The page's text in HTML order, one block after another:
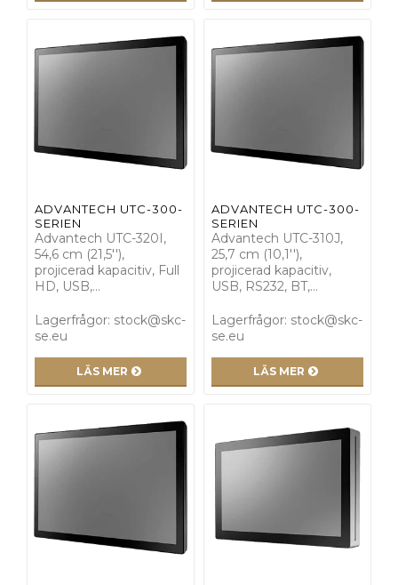
ADVANTECH UTC-300-
SERIEN
Advantech UTC-320I,
54,6 cm (21,5''),
projicerad kapacitiv, Full
HD, USB,…
Lagerfrågor: stock@skc-
se.eu
LÄS MER
ADVANTECH UTC-300-
SERIEN
Advantech UTC-310J,
25,7 cm (10,1''),
projicerad kapacitiv,
USB, RS232, BT,…
Lagerfrågor: stock@skc-
se.eu
LÄS MER